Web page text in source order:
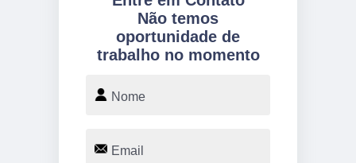
Não temos
oportunidade de
trabalho no momento